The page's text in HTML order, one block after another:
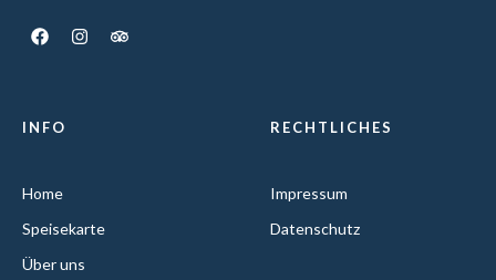
INFO
Home
Speisekarte
Über uns
RECHTLICHES
Impressum
Datenschutz